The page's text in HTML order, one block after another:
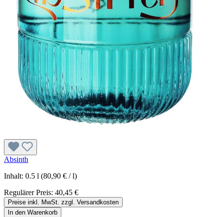
Absinth
Inhalt: 0.5 l (80,90 € / l)
Regulärer Preis: 40,45 €
Preise inkl. MwSt. zzgl. Versandkosten
In den Warenkorb